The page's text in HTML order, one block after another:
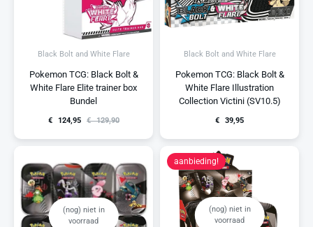
Black Bolt and White Flare
Pokemon TCG: Black Bolt &
White Flare Elite trainer box
Bundel
€ 129,90
€ 124,95
Black Bolt and White Flare
Pokemon TCG: Black Bolt &
White Flare Illustration
Collection Victini (SV10.5)
€ 39,95
(nog) niet in
voorraad
(nog) niet in
voorraad
aanbieding!